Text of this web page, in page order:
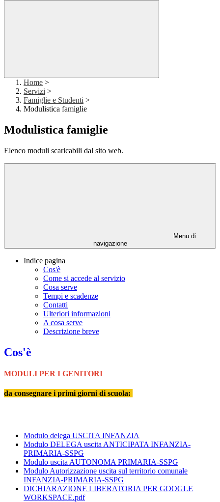
Home >
Servizi >
Famiglie e Studenti >
Modulistica famiglie
Modulistica famiglie
Elenco moduli scaricabili dal sito web.
Menu di
navigazione
Indice pagina
Cos'è
Come si accede al servizio
Cosa serve
Tempi e scadenze
Contatti
Ulteriori informazioni
A cosa serve
Descrizione breve
Cos'è
MODULI PER I GENITORI
da consegnare i primi giorni di scuola:
Modulo delega USCITA INFANZIA
Modulo DELEGA uscita ANTICIPATA INFANZIA-
PRIMARIA-SSPG
Modulo uscita AUTONOMA PRIMARIA-SSPG
Modulo Autorizzazione uscita sul territorio comunale
INFANZIA-PRIMARIA-SSPG
DICHIARAZIONE LIBERATORIA PER GOOGLE
WORKSPACE.pdf